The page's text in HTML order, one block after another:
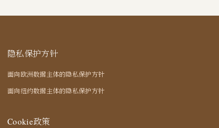
隐私保护方针
面向欧洲数据主体的隐私保护方针
面向纽约数据主体的隐私保护方针
Cookie政策